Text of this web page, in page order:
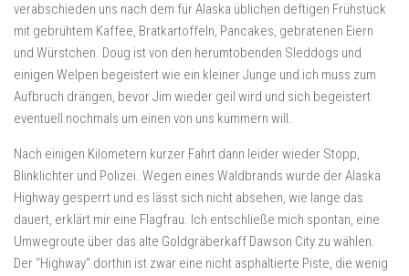
verabschieden uns nach dem für Alaska üblichen deftigen Frühstück
mit gebrühtem Kaffee, Bratkartoffeln, Pancakes, gebratenen Eiern
und Würstchen. Doug ist von den herumtobenden Sleddogs und
einigen Welpen begeistert wie ein kleiner Junge und ich muss zum
Aufbruch drängen, bevor Jim wieder geil wird und sich begeistert
eventuell nochmals um einen von uns kümmern will.
Nach einigen Kilometern kurzer Fahrt dann leider wieder Stopp,
Blinklichter und Polizei. Wegen eines Waldbrands wurde der Alaska
Highway gesperrt und es lässt sich nicht absehen, wie lange das
dauert, erklärt mir eine Flagfrau. Ich entschließe mich spontan, eine
Umwegroute über das alte Goldgräberkaff Dawson City zu wählen.
Der “Highway” dorthin ist zwar eine nicht asphaltierte Piste, die wenig